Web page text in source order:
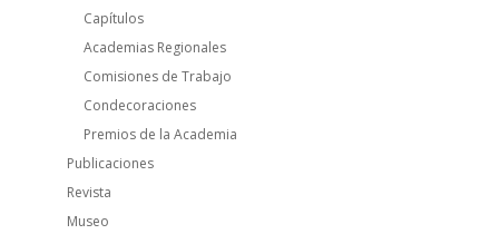
Capítulos
Academias Regionales
Comisiones de Trabajo
Condecoraciones
Premios de la Academia
Publicaciones
Revista
Museo